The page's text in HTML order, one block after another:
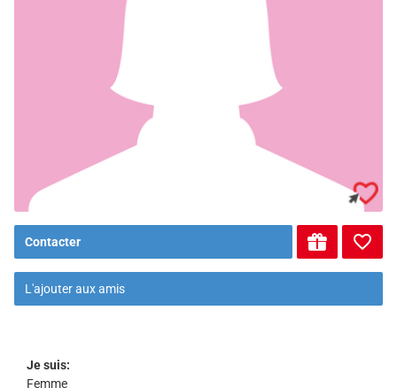
Contacter
L'ajouter aux amis
Je suis:
Femme